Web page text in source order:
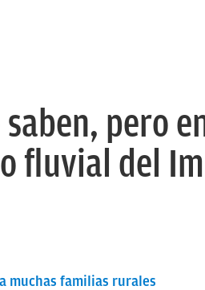
pero
fluvial del
muchas familias rurales